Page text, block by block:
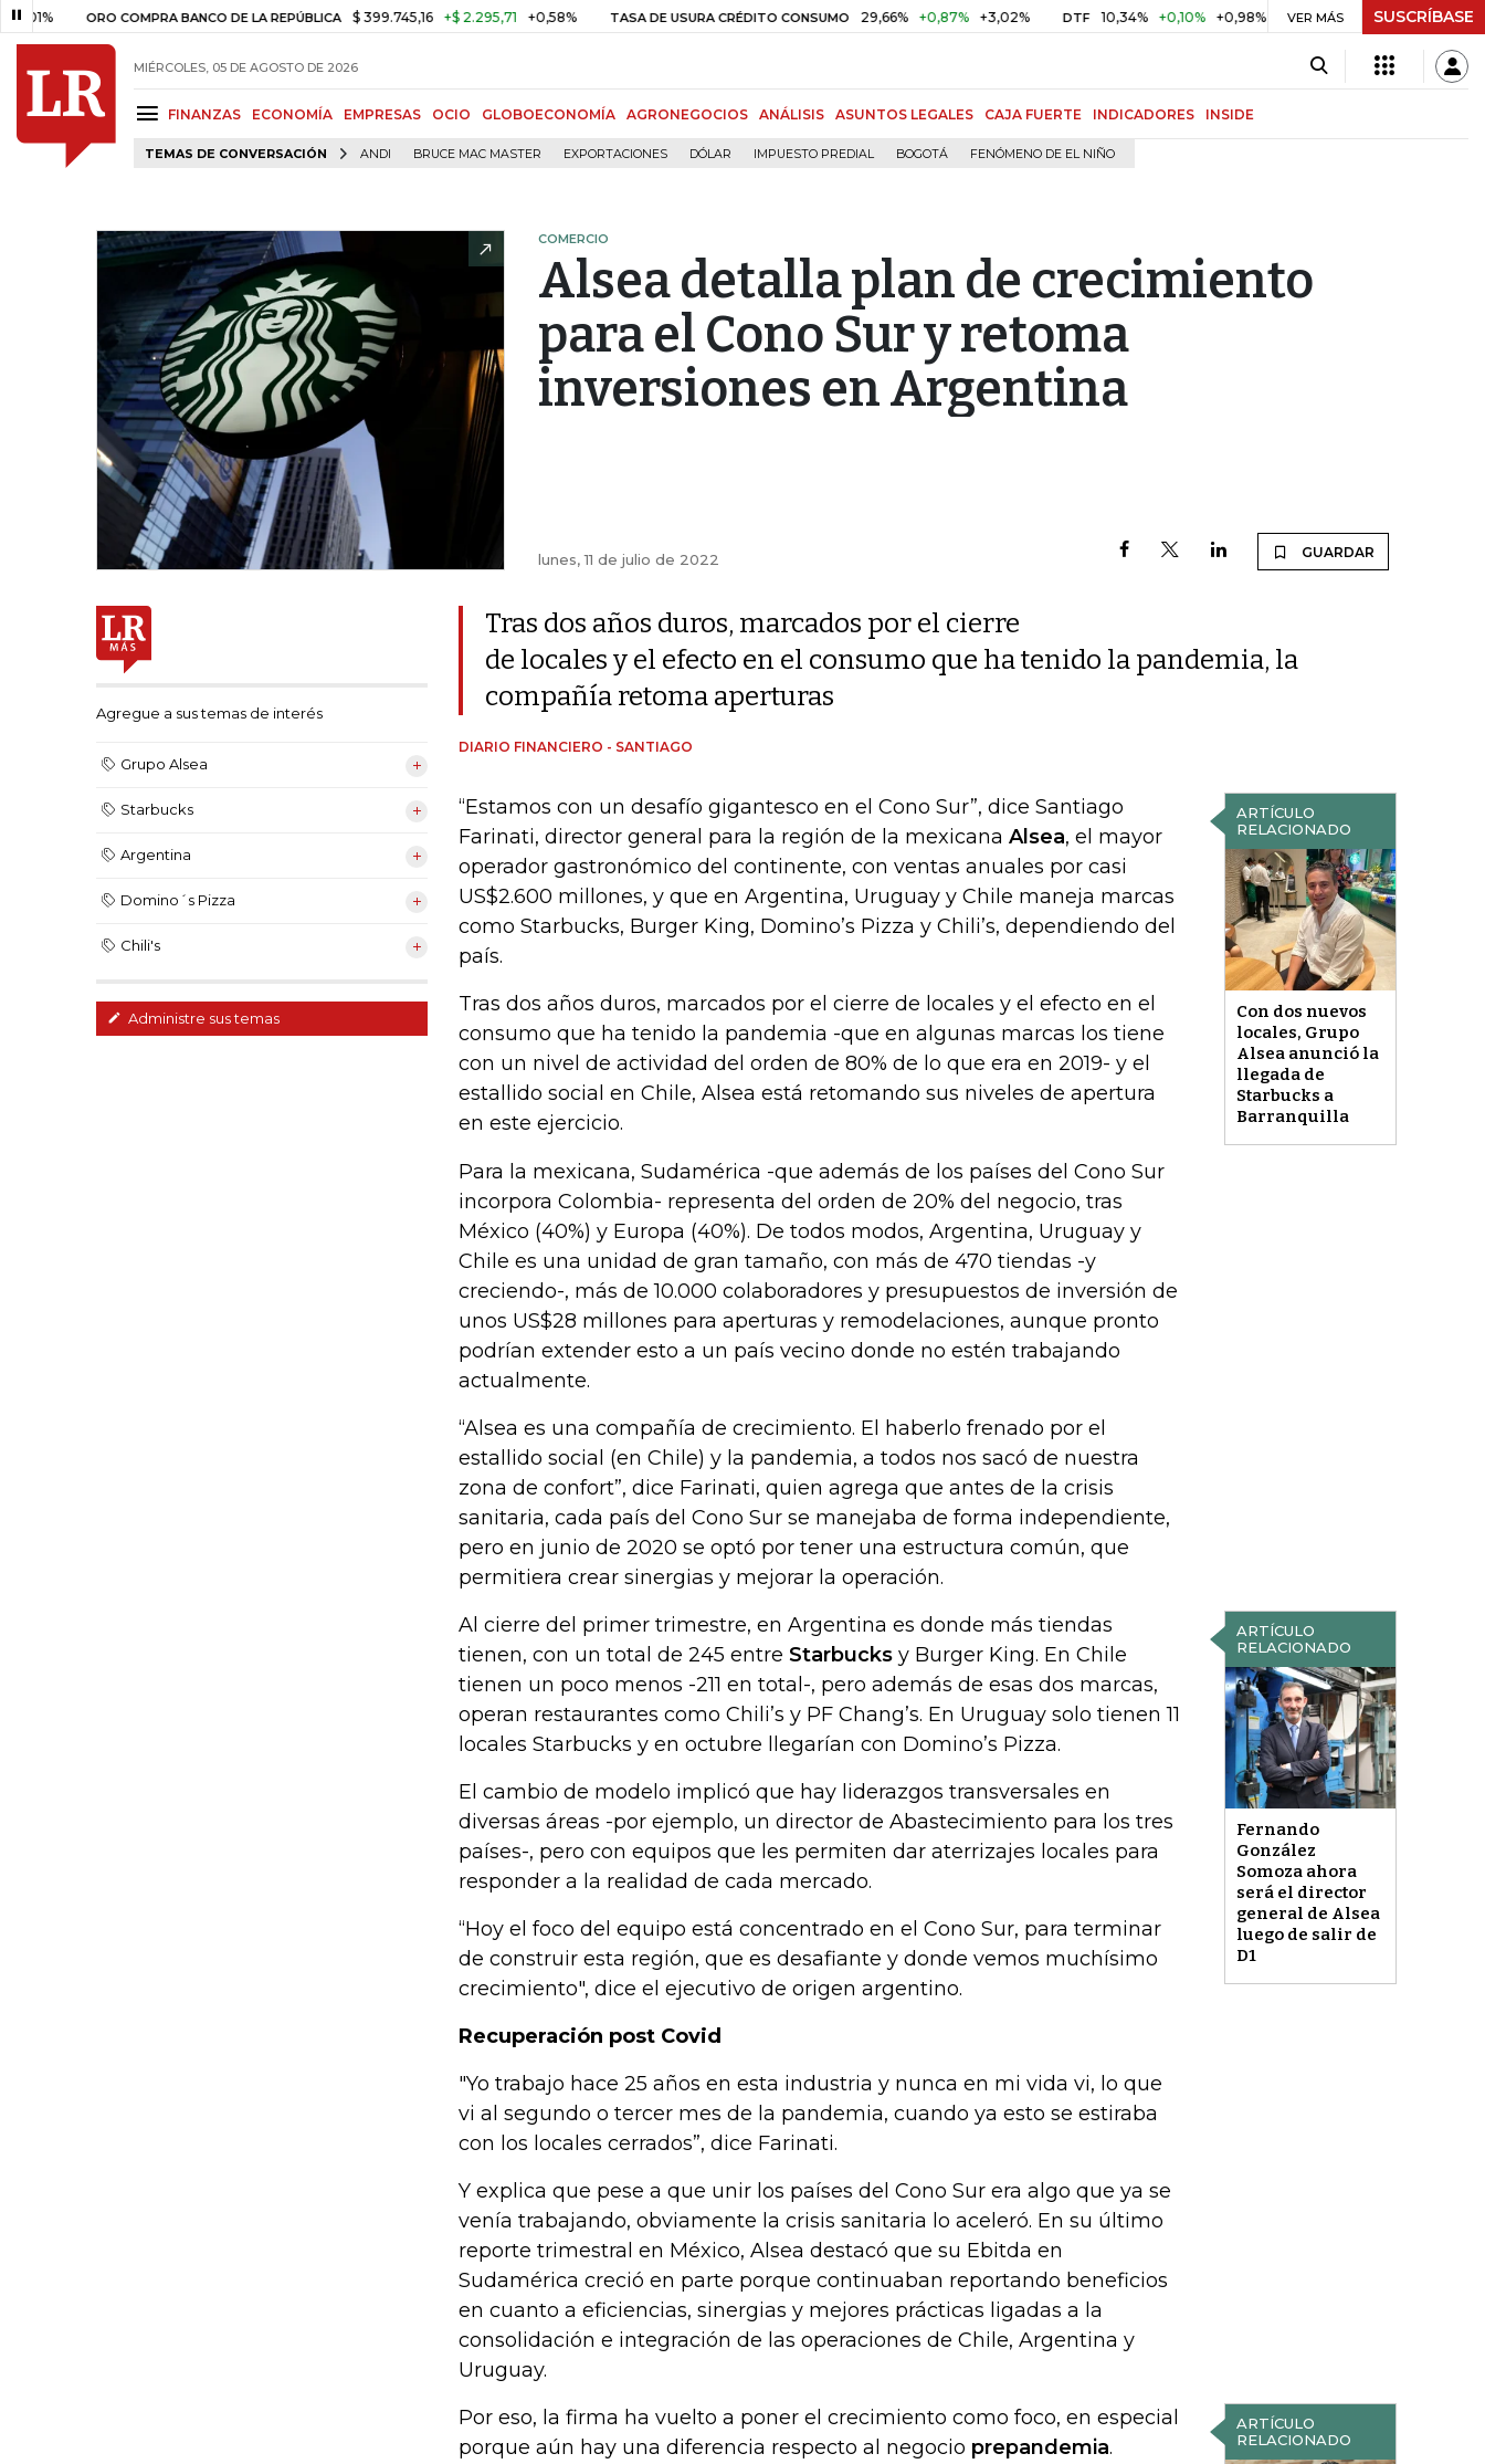
ORO COMPRA BANCO DE LA REPÚBLICA $ 399.745,16 +$ 2.295,71 +0,58% TASA DE USURA CRÉDITO CONSUMO 29,66% +0,87% +3,02% DTF 10,34% +0,10% +0,98% UVR $ 416,81 +$ 0,05 +0,01%
VER MÁS SUSCRÍBASE
MIÉRCOLES, 05 DE AGOSTO DE 2026
FINANZAS ECONOMÍA EMPRESAS OCIO GLOBOECONOMÍA AGRONEGOCIOS ANÁLISIS ASUNTOS LEGALES CAJA FUERTE INDICADORES INSIDE
TEMAS DE CONVERSACIÓN ANDI BRUCE MAC MASTER EXPORTACIONES DÓLAR IMPUESTO PREDIAL BOGOTÁ FENÓMENO DE EL NIÑO
COMERCIO
Alsea detalla plan de crecimiento
para el Cono Sur y retoma
inversiones en Argentina
lunes, 11 de julio de 2022 GUARDAR
Agregue a sus temas de interés
Grupo Alsea
Starbucks
Argentina
Domino´s Pizza
Chili's
Administre sus temas
Tras dos años duros, marcados por el cierre
de locales y el efecto en el consumo que ha tenido la pandemia, la
compañía retoma aperturas
DIARIO FINANCIERO - SANTIAGO
ARTÍCULO
RELACIONADO
Con dos nuevos
locales, Grupo
Alsea anunció la
llegada de
Starbucks a
Barranquilla
“Estamos con un desafío gigantesco en el Cono Sur”, dice Santiago
Farinati, director general para la región de la mexicana Alsea, el mayor
operador gastronómico del continente, con ventas anuales por casi
US$2.600 millones, y que en Argentina, Uruguay y Chile maneja marcas
como Starbucks, Burger King, Domino’s Pizza y Chili’s, dependiendo del
país.
Tras dos años duros, marcados por el cierre de locales y el efecto en el
consumo que ha tenido la pandemia -que en algunas marcas los tiene
con un nivel de actividad del orden de 80% de lo que era en 2019- y el
estallido social en Chile, Alsea está retomando sus niveles de apertura
en este ejercicio.
Para la mexicana, Sudamérica -que además de los países del Cono Sur
incorpora Colombia- representa del orden de 20% del negocio, tras
México (40%) y Europa (40%). De todos modos, Argentina, Uruguay y
Chile es una unidad de gran tamaño, con más de 470 tiendas -y
creciendo-, más de 10.000 colaboradores y presupuestos de inversión de
unos US$28 millones para aperturas y remodelaciones, aunque pronto
podrían extender esto a un país vecino donde no estén trabajando
actualmente.
“Alsea es una compañía de crecimiento. El haberlo frenado por el
estallido social (en Chile) y la pandemia, a todos nos sacó de nuestra
zona de confort”, dice Farinati, quien agrega que antes de la crisis
sanitaria, cada país del Cono Sur se manejaba de forma independiente,
pero en junio de 2020 se optó por tener una estructura común, que
permitiera crear sinergias y mejorar la operación.
ARTÍCULO
RELACIONADO
Fernando
González
Somoza ahora
será el director
general de Alsea
luego de salir de
D1
Al cierre del primer trimestre, en Argentina es donde más tiendas
tienen, con un total de 245 entre Starbucks y Burger King. En Chile
tienen un poco menos -211 en total-, pero además de esas dos marcas,
operan restaurantes como Chili’s y PF Chang’s. En Uruguay solo tienen 11
locales Starbucks y en octubre llegarían con Domino’s Pizza.
El cambio de modelo implicó que hay liderazgos transversales en
diversas áreas -por ejemplo, un director de Abastecimiento para los tres
países-, pero con equipos que les permiten dar aterrizajes locales para
responder a la realidad de cada mercado.
“Hoy el foco del equipo está concentrado en el Cono Sur, para terminar
de construir esta región, que es desafiante y donde vemos muchísimo
crecimiento", dice el ejecutivo de origen argentino.
Recuperación post Covid
"Yo trabajo hace 25 años en esta industria y nunca en mi vida vi, lo que
vi al segundo o tercer mes de la pandemia, cuando ya esto se estiraba
con los locales cerrados”, dice Farinati.
Y explica que pese a que unir los países del Cono Sur era algo que ya se
venía trabajando, obviamente la crisis sanitaria lo aceleró. En su último
reporte trimestral en México, Alsea destacó que su Ebitda en
Sudamérica creció en parte porque continuaban reportando beneficios
en cuanto a eficiencias, sinergias y mejores prácticas ligadas a la
consolidación e integración de las operaciones de Chile, Argentina y
Uruguay.
ARTÍCULO
RELACIONADO
Por eso, la firma ha vuelto a poner el crecimiento como foco, en especial
porque aún hay una diferencia respecto al negocio prepandemia.